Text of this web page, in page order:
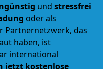
und stressfrei
oder als
Partnernetzwerk, das
haben, ist
international
jetzt kostenlose